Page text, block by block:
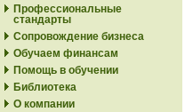
Профессиональные
стандарты
Сопровождение бизнеса
Обучаем финансам
Помощь в обучении
Библиотека
О компании